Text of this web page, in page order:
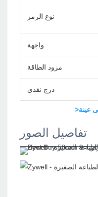
نوع الرمز
واجهة
مزود الطاقة
درج نقدي
تفاصيل الصور